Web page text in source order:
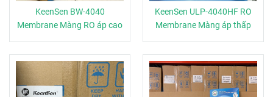
KeenSen BW-4040
Membrane Màng RO áp cao
KeenSen ULP-4040HF RO
Membrane Màng áp thấp